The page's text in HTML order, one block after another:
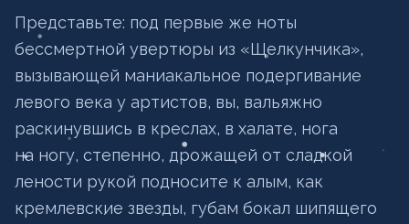
Представьте: под первые же ноты
бессмертной увертюры из «Щелкунчика»,
вызывающей маниакальное подергивание
левого века у артистов, вы, вальяжно
раскинувшись в креслах, в халате, нога
на ногу, степенно, дрожащей от сладкой
лености рукой подносите к алым, как
кремлевские звезды, губам бокал шипящего